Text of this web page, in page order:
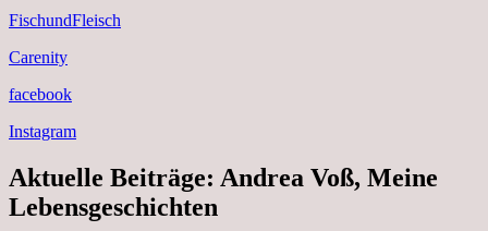
FischundFleisch
Carenity
facebook
Instagram
Aktuelle Beiträge: Andrea Voß, Meine
Lebensgeschichten